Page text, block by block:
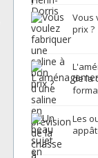
Vous
prix ?
de la
Les